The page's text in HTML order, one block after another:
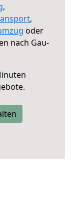
,
,
oder
nach Gau-